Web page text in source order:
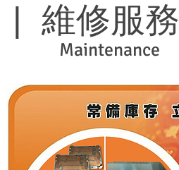
| 維修服務
Maintenance